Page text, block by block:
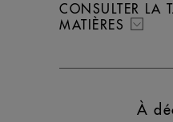
CONSULTER LA
MATIÈRES
À